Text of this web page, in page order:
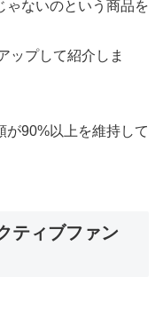
ゃないのという商品を
ップして紹介しま
が90%以上を維持して
ティブファン